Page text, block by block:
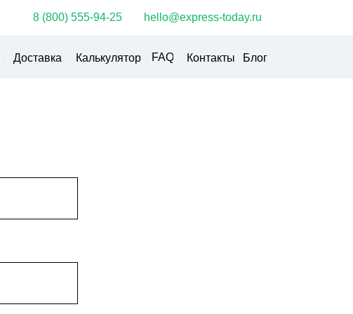
8 (800) 555-94-25 hello@express-today.ru
Доставка Калькулятор Контакты Блог
FAQ